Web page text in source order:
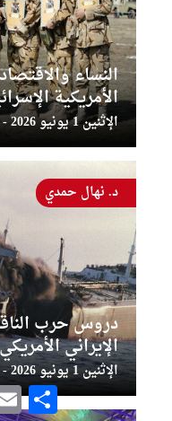
النساء
الأمريكية
الإثنين 1 يونيو 2026 - 12:36:30
دروس حرب
الإيراني
الإثنين 1 يونيو 2026 - 10:35:39
د. نهال حمدي
Share